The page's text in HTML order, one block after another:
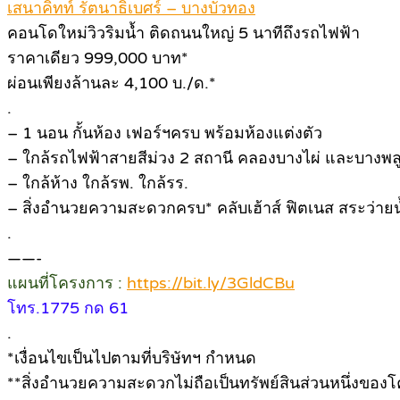
เสนาคิทท์ รัตนาธิเบศร์ – บางบัวทอง
คอนโดใหม่วิวริมน้ำ ติดถนนใหญ่ 5 นาทีถึงรถไฟฟ้า
ราคาเดียว 999,000 บาท*
ผ่อนเพียงล้านละ 4,100 บ./ด.*
.
– 1 นอน กั้นห้อง เฟอร์ฯครบ พร้อมห้องแต่งตัว
– ใกล้รถไฟฟ้าสายสีม่วง 2 สถานี คลองบางไผ่ และบางพลู
– ใกล้ห้าง ใกล้รพ. ใกล้รร.
– สิ่งอำนวยความสะดวกครบ* คลับเฮ้าส์ ฟิตเนส สระว่าย
.
——-
แผนที่โครงการ : https://bit.ly/3GldCBu
โทร.1775 กด 61
.
*เงื่อนไขเป็นไปตามที่บริษัทฯ กำหนด
**สิ่งอำนวยความสะดวกไม่ถือเป็นทรัพย์สินส่วนหนึ่งของโ